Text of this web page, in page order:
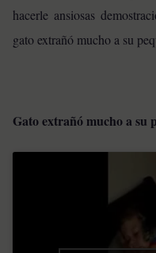
hacerle ansiosas
gato extrañó mucho a su
Gato extrañó mucho a su